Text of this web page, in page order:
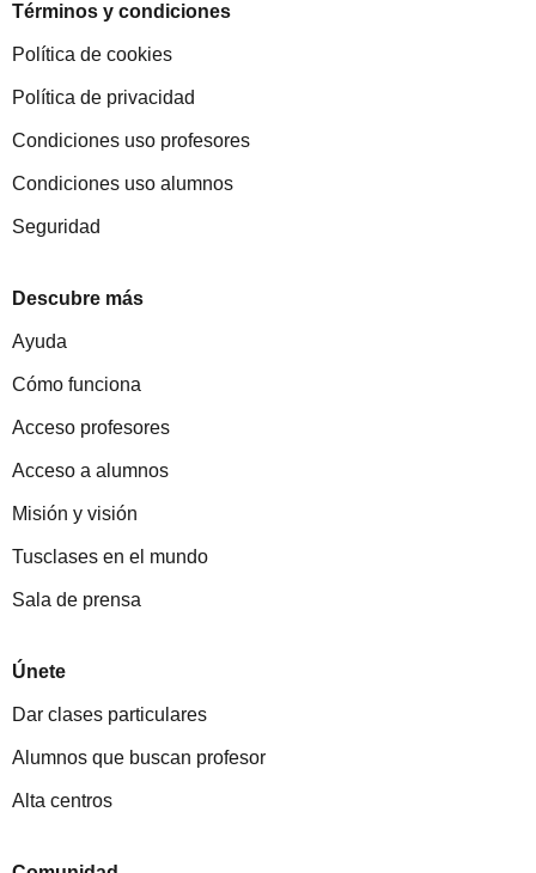
Términos y condiciones
Política de cookies
Política de privacidad
Condiciones uso profesores
Condiciones uso alumnos
Seguridad
Descubre más
Ayuda
Cómo funciona
Acceso profesores
Acceso a alumnos
Misión y visión
Tusclases en el mundo
Sala de prensa
Únete
Dar clases particulares
Alumnos que buscan profesor
Alta centros